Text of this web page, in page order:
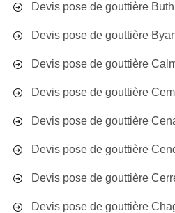
Devis pose de gouttière
Devis pose de gouttière
Devis pose de gouttière
Devis pose de gouttière
Devis pose de gouttière
Devis pose de gouttière
Devis pose de gouttière
Devis pose de gouttière